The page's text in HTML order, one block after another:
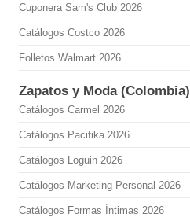
Cuponera Sam's Club 2026
Catálogos Costco 2026
Folletos Walmart 2026
Zapatos y Moda (Colombia)
Catálogos Carmel 2026
Catálogos Pacifika 2026
Catálogos Loguin 2026
Catálogos Marketing Personal 2026
Catálogos Formas Íntimas 2026